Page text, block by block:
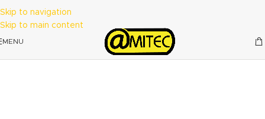
Skip to navigation
Skip to main content
MENU